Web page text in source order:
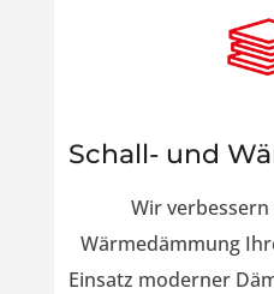
Schall- und
Wir
Wärmedämmung
Einsatz moderner